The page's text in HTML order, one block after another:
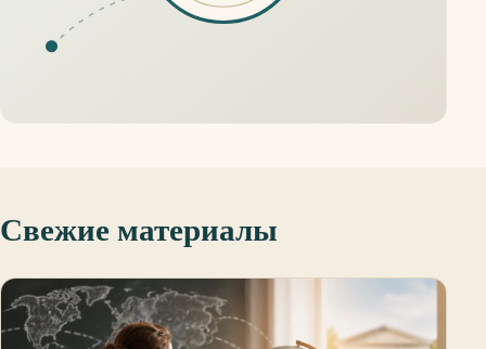
Свежие материалы